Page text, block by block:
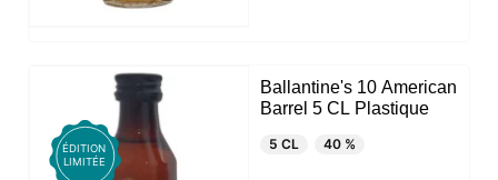
ÉDITION
LIMITÉE
Ballantine's 10 American
Barrel 5 CL Plastique
5 CL 40 %